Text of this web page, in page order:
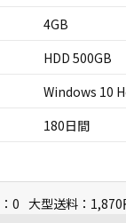
4GB
HDD 500GB
Windows 10
180日間
0 大型送料：